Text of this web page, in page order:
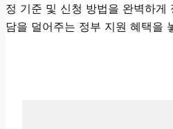
정 기준 및 신청 방법을 완벽하게
담을 덜어주는 정부 지원 혜택을